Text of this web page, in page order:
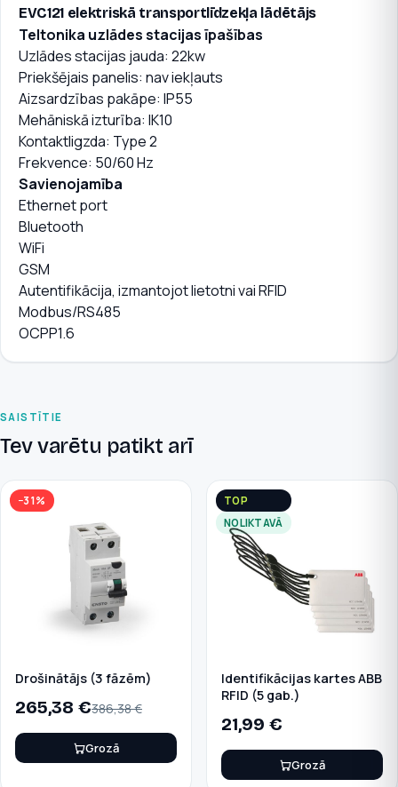
EVC121 elektriskā transportlīdzekļa lādētājs
Teltonika uzlādes stacijas īpašības
Uzlādes stacijas jauda: 22kw
Priekšējais panelis: nav iekļauts
Aizsardzības pakāpe: IP55
Mehāniskā izturība: IK10
Kontaktligzda: Type 2
Frekvence: 50/60 Hz
Savienojamība
Ethernet port
Bluetooth
WiFi
GSM
Autentifikācija, izmantojot lietotni vai RFID
Modbus/RS485
OCPP1.6
SAISTĪTIE
Tev varētu patikt arī
−31%
Drošinātājs (3 fāzēm)
265,38 €386,38€
Grozā
TOP
NOLIKTAVĀ
Identifikācijas kartes ABB
RFID (5 gab.)
21,99 €
Grozā